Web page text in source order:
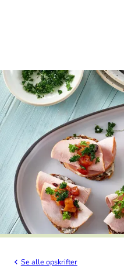
Se alle opskrifter